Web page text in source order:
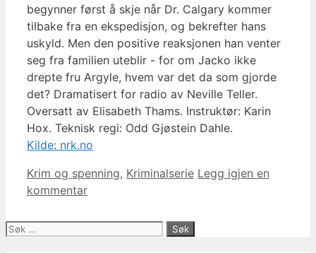
begynner først å skje når Dr. Calgary kommer
tilbake fra en ekspedisjon, og bekrefter hans
uskyld. Men den positive reaksjonen han venter
seg fra familien uteblir - for om Jacko ikke
drepte fru Argyle, hvem var det da som gjorde
det? Dramatisert for radio av Neville Teller.
Oversatt av Elisabeth Thams. Instruktør: Karin
Hox. Teknisk regi: Odd Gjøstein Dahle.
Kilde: nrk.no
Kategorier
Krim og spenning, Kriminalserie Legg igjen en
kommentar
Søk